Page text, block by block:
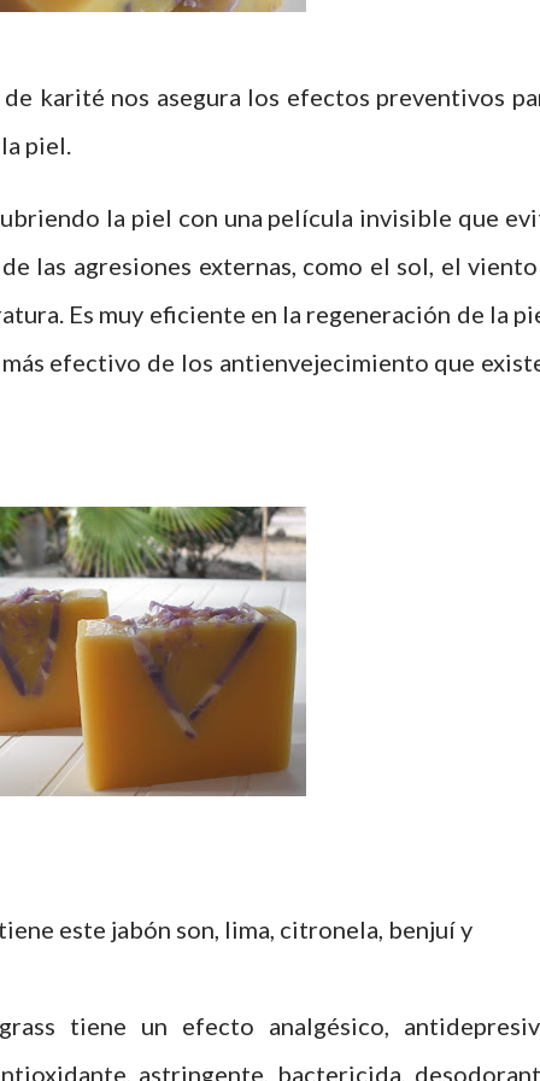
karité nos asegura los efectos preventivos
piel.
la piel con una película invisible que
las agresiones externas, como el sol, el
Es muy eficiente en la regeneración de la
efectivo de los antienvejecimiento que
este jabón son, lima, citronela, benjuí y
tiene un efecto analgésico,
astringente, bactericida,